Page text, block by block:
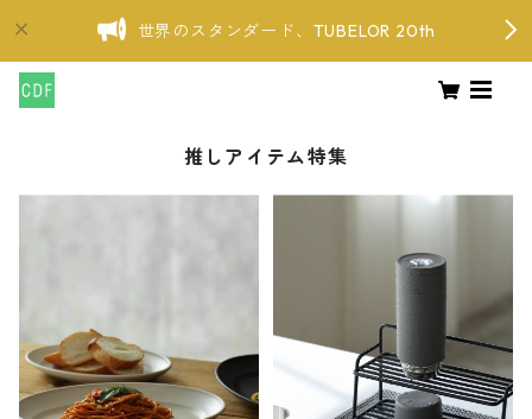
世界のスタンダード、TUBELOR 20th
推しアイテム特集